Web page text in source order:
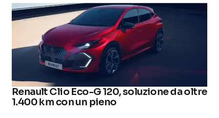
Renault Clio Eco-G 120, soluzione da oltre
1.400 km con un pieno